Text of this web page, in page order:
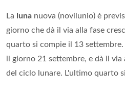
La luna nuova (novilunio) è
giorno che dà il via alla fase
quarto si compie il 13 settembre.
il giorno 21 settembre, e dà il via
del ciclo lunare. L'ultimo quarto